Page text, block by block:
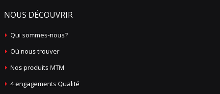
NOUS DÉCOUVRIR
Qui sommes-nous?
Où nous trouver
Nos produits MTM
4 engagements Qualité